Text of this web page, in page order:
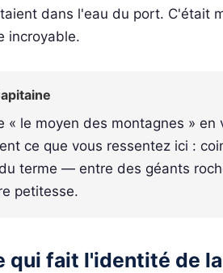
dans l'eau du port. C'était
incroyable.
« le moyen des montagnes » en
ce que vous ressentez ici :
terme — entre des géants
petitesse.
qui fait l'identité de